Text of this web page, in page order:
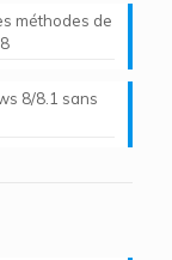
méthodes de
8/8.1 sans